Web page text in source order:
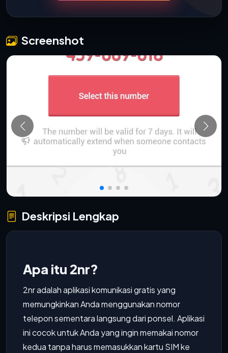
Screenshot
Deskripsi Lengkap
Apa itu 2nr?
2nr adalah aplikasi komunikasi gratis yang
memungkinkan Anda menggunakan nomor
telepon sementara langsung dari ponsel. Aplikasi
ini cocok untuk Anda yang ingin memakai nomor
kedua tanpa harus memasukkan kartu SIM ke